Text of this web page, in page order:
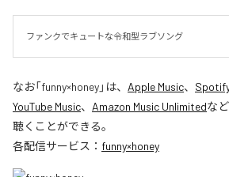
ファンクでキュートな令和型ラブソング
なお「funny×honey」は、 Apple Music、
YouTube Music、 Amazon Music Unlimitedな
聴くことができる。
各配信サービス： funny×honey